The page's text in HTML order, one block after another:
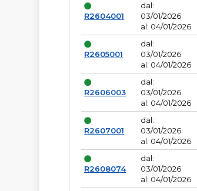
R2604001
dal:
03/01/2026
al: 04/01/2026
R2605001
dal:
03/01/2026
al: 04/01/2026
R2606003
dal:
03/01/2026
al: 04/01/2026
R2607001
dal:
03/01/2026
al: 04/01/2026
R2608074
dal:
03/01/2026
al: 04/01/2026